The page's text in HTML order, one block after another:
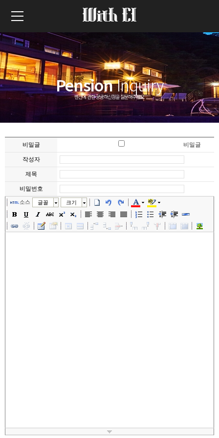
PensionInquiry
펜션에 관한 궁굼하신점을 질문해주세요.
비밀글 비밀글
작성자
제목
비밀번호
소스 글꼴 크기